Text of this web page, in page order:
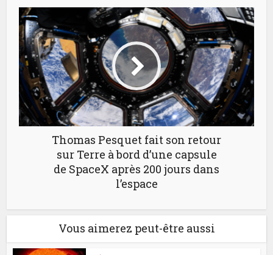
Thomas Pesquet fait son retour
sur Terre à bord d’une capsule
de SpaceX après 200 jours dans
l’espace
Vous aimerez peut-être aussi